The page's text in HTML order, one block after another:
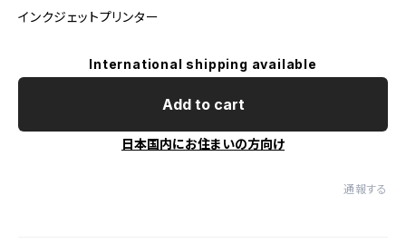
インクジェットプリンター
International shipping available
Add to cart
日本国内にお住まいの方向け
通報する